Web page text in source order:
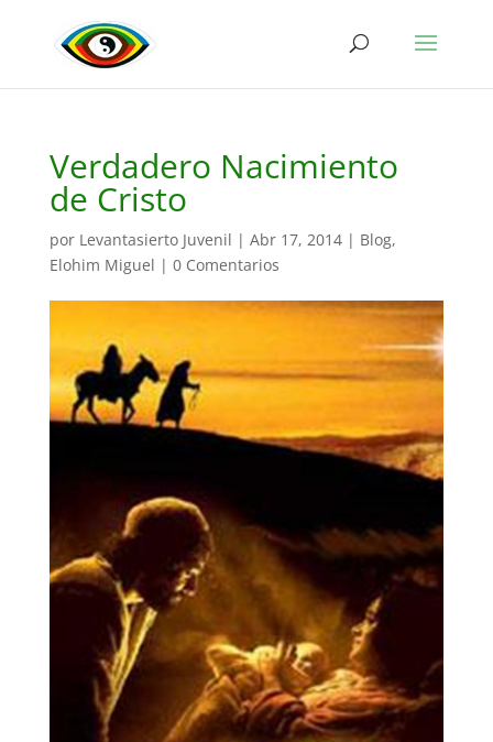
Verdadero Nacimiento
de Cristo
por Levantasierto Juvenil | Abr 17, 2014| Blog,
Elohim Miguel | 0 Comentarios